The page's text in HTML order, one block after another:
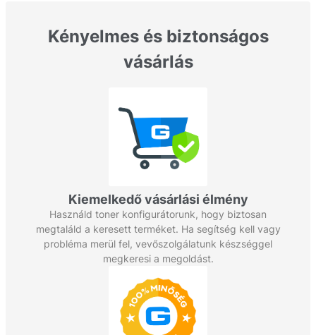
Kényelmes és biztonságos
vásárlás
Kiemelkedő vásárlási élmény
Használd toner konfigurátorunk, hogy biztosan
megtaláld a keresett terméket. Ha segítség kell vagy
probléma merül fel, vevőszolgálatunk készséggel
megkeresi a megoldást.